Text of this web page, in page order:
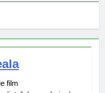
film